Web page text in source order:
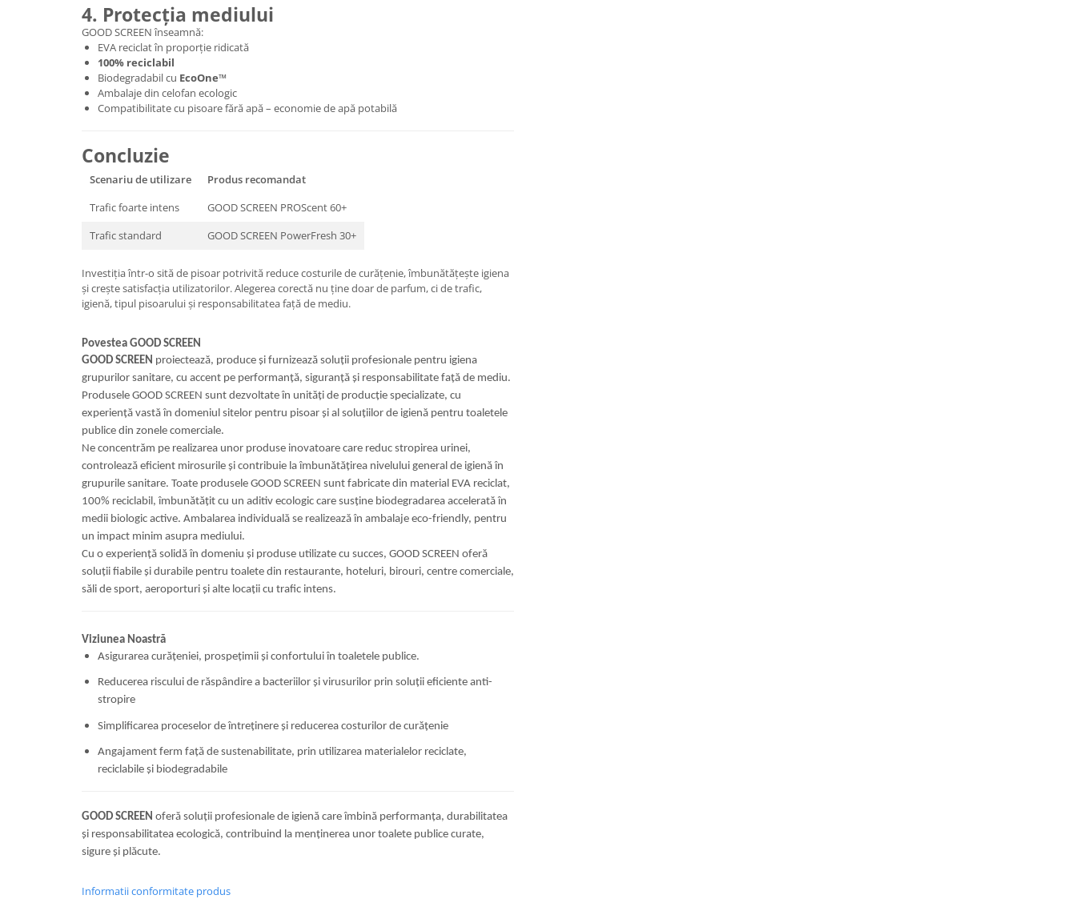
4. Protecția mediului
GOOD SCREEN înseamnă:
EVA reciclat în proporție ridicată
100% reciclabil
Biodegradabil cu EcoOne™
Ambalaje din celofan ecologic
Compatibilitate cu pisoare fără apă – economie de apă potabilă
Concluzie
Scenariu de utilizare
Produs recomandat
Trafic foarte intens
GOOD SCREEN PROScent 60+
Trafic standard
GOOD SCREEN PowerFresh 30+
Investiția într-o sită de pisoar potrivită reduce costurile de curățenie, îmbunătățește igiena
și crește satisfacția utilizatorilor. Alegerea corectă nu ține doar de parfum, ci de trafic,
igienă, tipul pisoarului și responsabilitatea față de mediu.
Povestea GOOD SCREEN
GOOD SCREEN proiectează, produce și furnizează soluții profesionale pentru igiena
grupurilor sanitare, cu accent pe performanță, siguranță și responsabilitate față de mediu.
Produsele GOOD SCREEN sunt dezvoltate în unități de producție specializate, cu
experiență vastă în domeniul sitelor pentru pisoar și al soluțiilor de igienă pentru toaletele
publice din zonele comerciale.
Ne concentrăm pe realizarea unor produse inovatoare care reduc stropirea urinei,
controlează eficient mirosurile și contribuie la îmbunătățirea nivelului general de igienă în
grupurile sanitare. Toate produsele GOOD SCREEN sunt fabricate din material EVA reciclat,
100% reciclabil, îmbunătățit cu un aditiv ecologic care susține biodegradarea accelerată în
medii biologic active. Ambalarea individuală se realizează în ambalaje eco-friendly, pentru
un impact minim asupra mediului.
Cu o experiență solidă în domeniu și produse utilizate cu succes, GOOD SCREEN oferă
soluții fiabile și durabile pentru toalete din restaurante, hoteluri, birouri, centre comerciale,
săli de sport, aeroporturi și alte locații cu trafic intens.
Viziunea Noastră
Asigurarea curățeniei, prospețimii și confortului în toaletele publice.
Reducerea riscului de răspândire a bacteriilor și virusurilor prin soluții eficiente anti-
stropire
Simplificarea proceselor de întreținere și reducerea costurilor de curățenie
Angajament ferm față de sustenabilitate, prin utilizarea materialelor reciclate,
reciclabile și biodegradabile
GOOD SCREEN oferă soluții profesionale de igienă care îmbină performanța, durabilitatea
și responsabilitatea ecologică, contribuind la menținerea unor toalete publice curate,
sigure și plăcute.
Informatii conformitate produs